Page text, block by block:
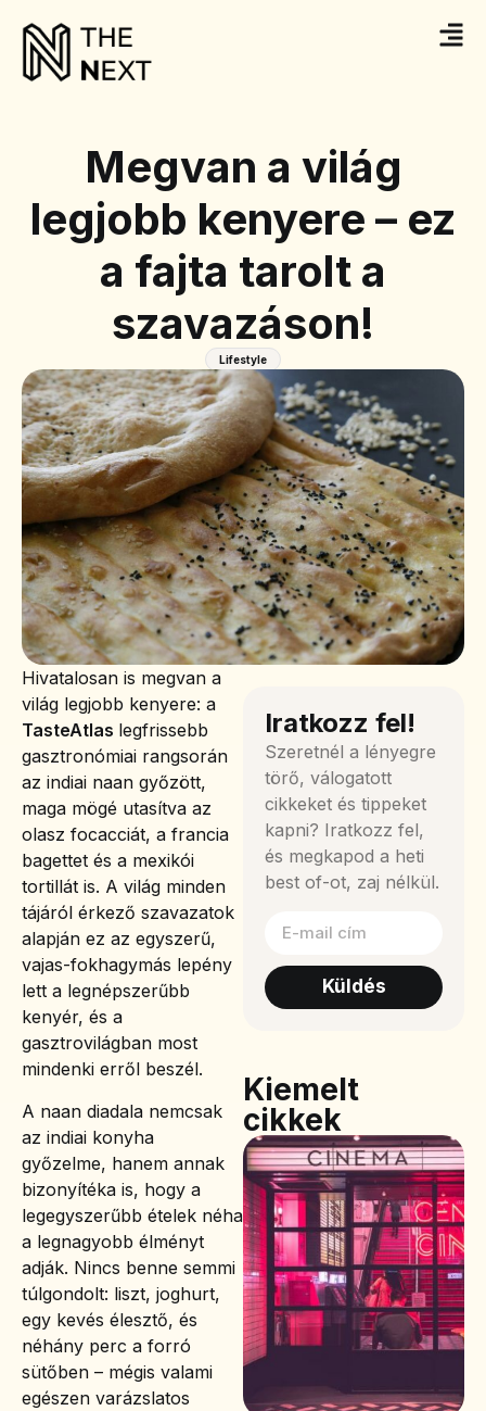
Megvan a világ
legjobb kenyere – ez
a fajta tarolt a
szavazáson!
Lifestyle
Hivatalosan is megvan a
világ legjobb kenyere: a
TasteAtlas legfrissebb
gasztronómiai rangsorán
az indiai naan győzött,
maga mögé utasítva az
olasz focacciát, a francia
bagettet és a mexikói
tortillát is. A világ minden
tájáról érkező szavazatok
alapján ez az egyszerű,
vajas-fokhagymás lepény
lett a legnépszerűbb
kenyér, és a
gasztrovilágban most
mindenki erről beszél.
A naan diadala nemcsak
az indiai konyha
győzelme, hanem annak
bizonyítéka is, hogy a
legegyszerűbb ételek néha
a legnagyobb élményt
adják. Nincs benne semmi
túlgondolt: liszt, joghurt,
egy kevés élesztő, és
néhány perc a forró
sütőben – mégis valami
egészen varázslatos
Iratkozz fel!
Szeretnél a lényegre
törő, válogatott
cikkeket és tippeket
kapni? Iratkozz fel,
és megkapod a heti
best of-ot, zaj nélkül.
Küldés
Kiemelt
cikkek